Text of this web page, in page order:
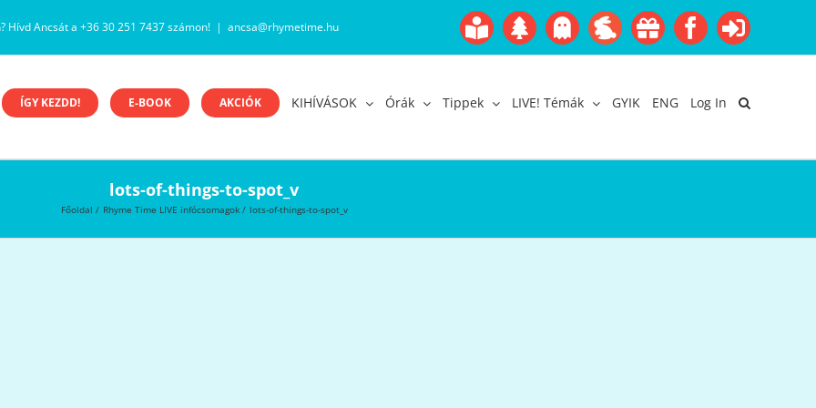
Hívd Ancsát a +36 30 251 7437 számon! | ancsa@rhymetime.hu
Boofairy
Gyerekangol
AdventHalloween
EasterAkcióFacebook
Login
ÍGY KEZDD! E-BOOK AKCIÓK KIHÍVÁSOK Órák Tippek LIVE! Témák GYIK ENG Log In
lots-of-things-to-spot_v
Főoldal Rhyme Time LIVE infócsomagok lots-of-things-to-spot_v